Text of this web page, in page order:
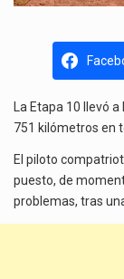
La Etapa 10 llevó
751 kilómetros en
El piloto
puesto, de
problemas, tras